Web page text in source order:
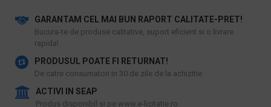
GARANTAM CEL MAI BUN RAPORT CALITATE-PRET!
​Bucura-te de produse calitative, suport eficient si o livrare
rapida!
PRODUSUL POATE FI RETURNAT!
De catre consumatori in 30 de zile de la achizitie
ACTIVI IN SEAP
Produs disponibil si pe www.e-licitatie.ro